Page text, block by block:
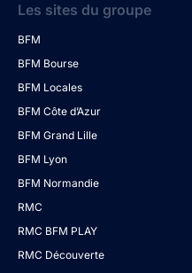
Les sites du groupe
BFM
BFM Bourse
BFM Locales
BFM Côte d’Azur
BFM Grand Lille
BFM Lyon
BFM Normandie
RMC
RMC BFM PLAY
RMC Découverte